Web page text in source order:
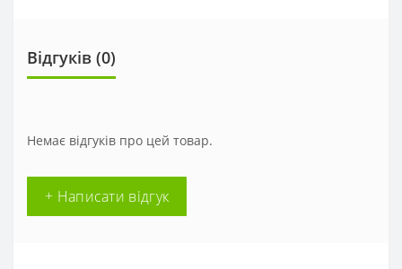
Відгуків (0)
Немає відгуків про цей товар.
+ Написати відгук